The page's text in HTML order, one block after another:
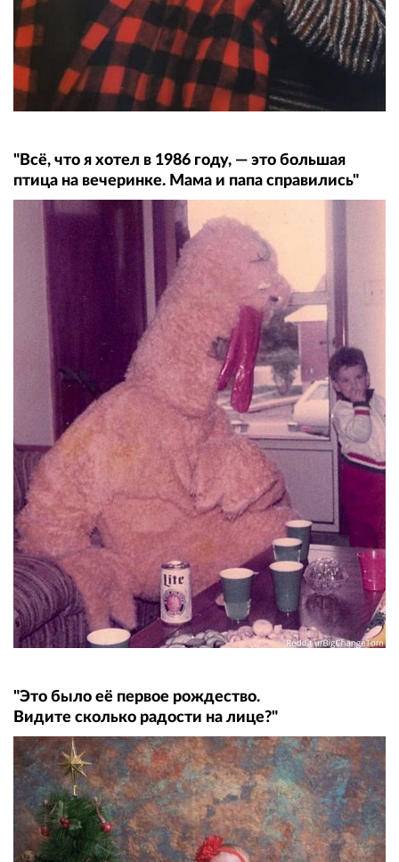
"Всё, что я хотел в 1986 году, — это большая
птица на вечеринке. Мама и папа справились"
"Это было её первое рождество.
Видите сколько радости на лице?"